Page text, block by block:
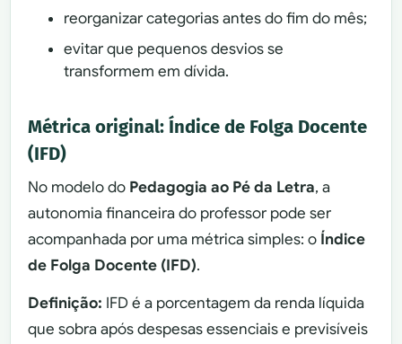
reorganizar categorias antes do fim do mês;
evitar que pequenos desvios se
transformem em dívida.
Métrica original: Índice de Folga Docente
(IFD)
No modelo do Pedagogia ao Pé da Letra, a
autonomia financeira do professor pode ser
acompanhada por uma métrica simples: o Índice
de Folga Docente (IFD).
Definição: IFD é a porcentagem da renda líquida
que sobra após despesas essenciais e previsíveis